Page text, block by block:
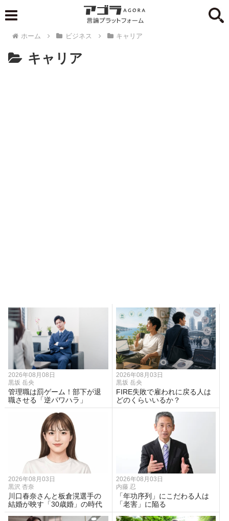
ホーム ビジネス キャリア
キャリア
2026年08月08日
黒坂 岳央
管理職は罰ゲーム！部下が退
職させる「逆パワハラ」
2026年08月03日
黒坂 岳央
FIRE失敗で雇われに戻る人は
どのくらいいるか？
2026年08月03日
黒沢 杏奈
川口春奈さんと板倉滉選手の
結婚が映す「30歳婚」の時代
2026年08月03日
内藤 忍
「年功序列」にこだわる人は
「老害」に陥る